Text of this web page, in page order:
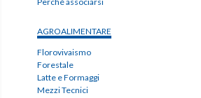
AGROALIMENTARE
Florovivaismo
Forestale
Latte e Formaggi
Mezzi Tecnici